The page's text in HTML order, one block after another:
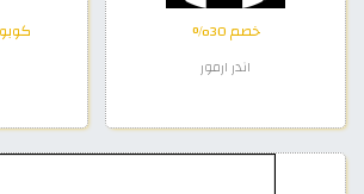
خصم 30%
اندر ارمور
كوبونات